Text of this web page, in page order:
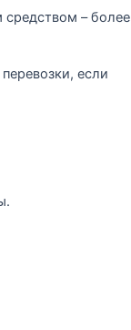
средством – более
если